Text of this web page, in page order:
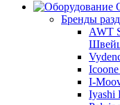
Бренды
AWT
I-
Iyashi